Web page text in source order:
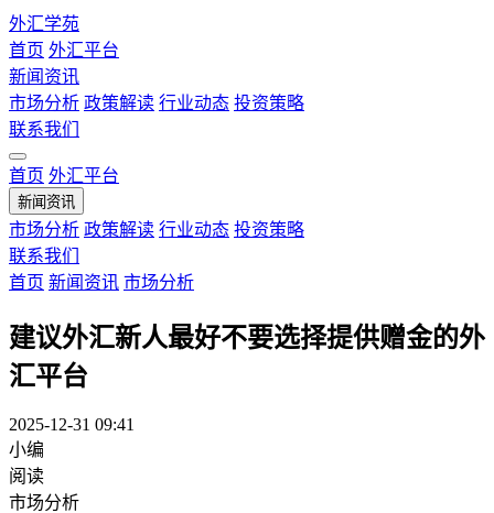
外汇学苑
首页 外汇平台
新闻资讯
市场分析 政策解读 行业动态 投资策略
联系我们
首页 外汇平台
新闻资讯
市场分析 政策解读 行业动态 投资策略
联系我们
首页 新闻资讯 市场分析
建议外汇新人最好不要选择提供赠金的外
汇平台
2025-12-31 09:41
小编
阅读
市场分析